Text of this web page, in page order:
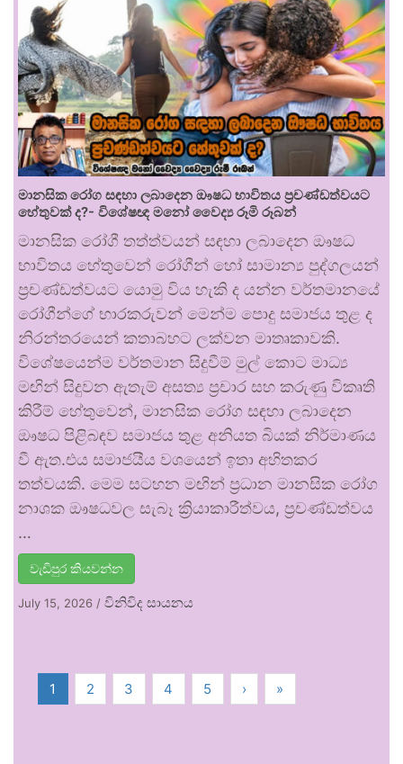
මානසික රෝග සඳහා ලබාදෙන ඖෂධ භාවිතය ප්‍රචණ්ඩත්වයට
හේතුවක් ද?- විශේෂඥ මනෝ වෛද්‍ය රූමි රූබන්
මානසික රෝගී තත්ත්වයන් සඳහා ලබාදෙන ඖෂධ
භාවිතය හේතුවෙන් රෝගීන් හෝ සාමාන්‍ය පුද්ගලයන්
ප්‍රචණ්ඩත්වයට යොමු විය හැකි ද යන්න වර්තමානයේ
රෝගීන්ගේ භාරකරුවන් මෙන්ම පොදු සමාජය තුළ ද
නිරන්තරයෙන් කතාබහට ලක්වන මාතෘකාවකි.
විශේෂයෙන්ම වර්තමාන සිදුවීම් මුල් කොට මාධ්‍ය
මඟින් සිදුවන ඇතැම් අසත්‍ය ප්‍රචාර සහ කරුණු විකෘති
කිරීම් හේතුවෙන්, මානසික රෝග සඳහා ලබාදෙන
ඖෂධ පිළිබඳව සමාජය තුළ අනියත බියක් නිර්මාණය
වී ඇත.එය සමාජයීය වශයෙන් ඉතා අහිතකර
තත්වයකි. මෙම සටහන මඟින් ප්‍රධාන මානසික රෝග
නාශක ඖෂධවල සැබෑ ක්‍රියාකාරීත්වය, ප්‍රචණ්ඩත්වය
…
වැඩිපුර කියවන්න
July 15, 2026 / විනිවිද සායනය
1 2 3 4 5 › »